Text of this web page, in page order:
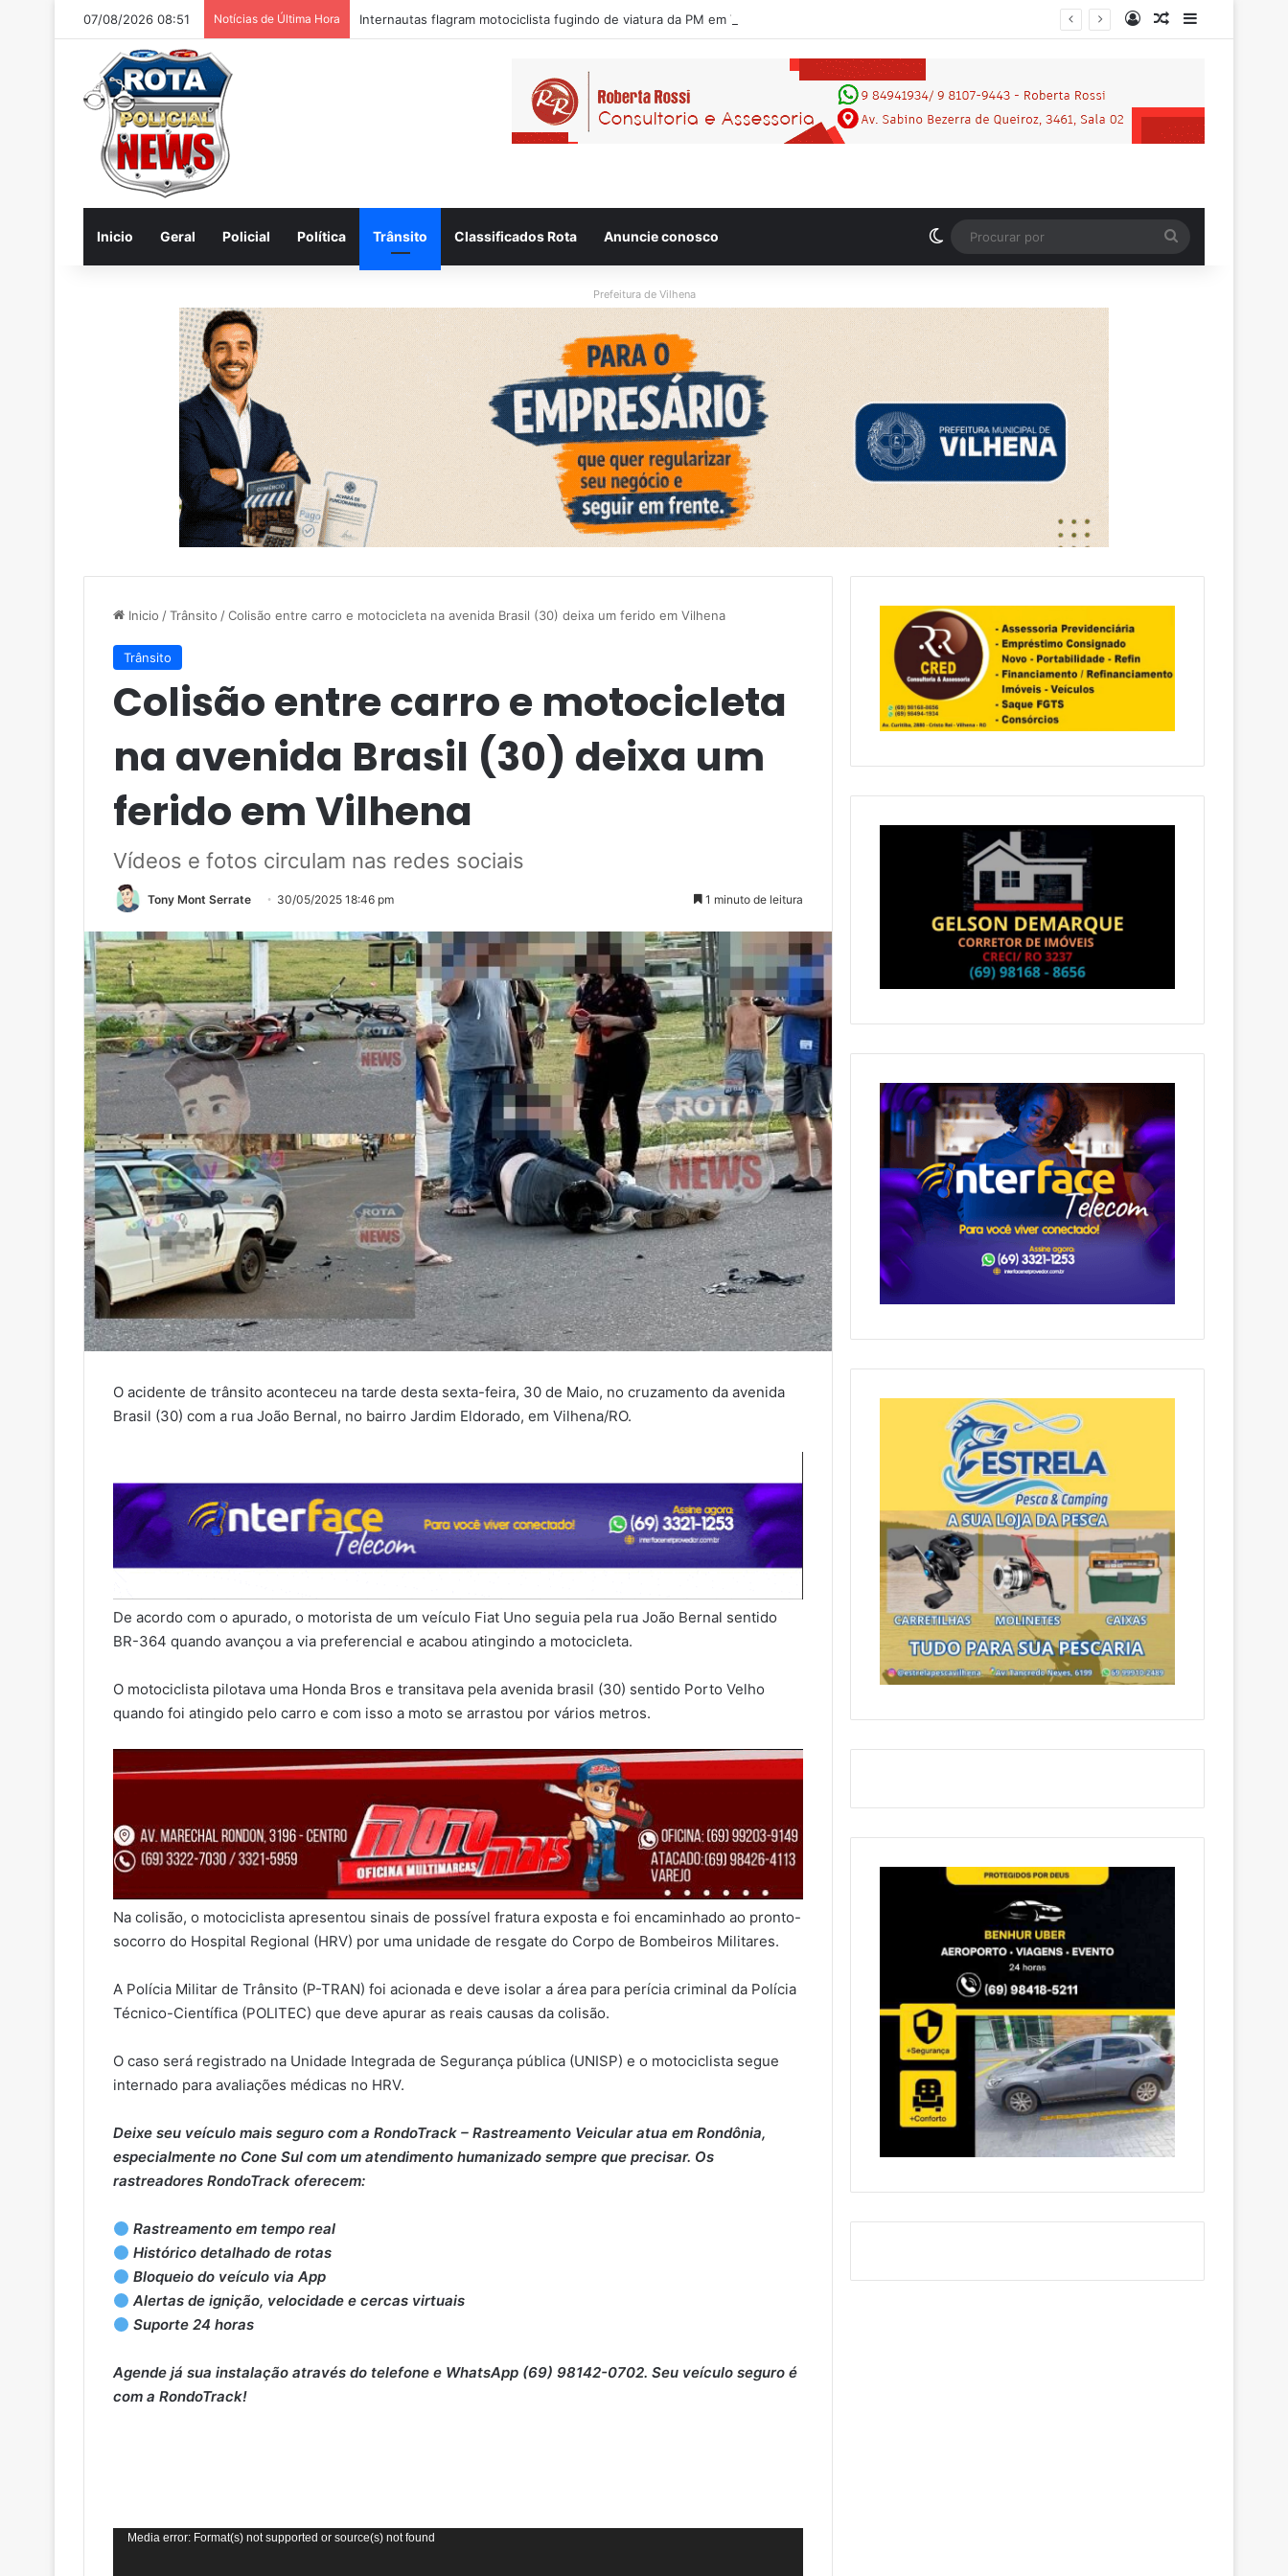
07/08/2026 08:51 Notícias de Última Hora Internautas flagram motociclista fugindo de viatura da PM em Vilhena/RO EntrarArtigo aleatório
Inicio Geral Policial Política Trânsito Classificados Rota Anuncie conosco Switch skin
por
Prefeitura de Vilhena
Inicio /Trânsito /Colisão entre carro e motocicleta na avenida Brasil (30) deixa um ferido em Vilhena
Trânsito
Colisão entre carro e motocicleta
na avenida Brasil (30) deixa um
ferido em Vilhena
Vídeos e fotos circulam nas redes sociais
Tony Mont Serrate 30/05/2025 18:46 pm 1 minuto de leitura
O acidente de trânsito aconteceu na tarde desta sexta-feira, 30 de Maio, no cruzamento da avenida
Brasil (30) com a rua João Bernal, no bairro Jardim Eldorado, em Vilhena/RO.
De acordo com o apurado, o motorista de um veículo Fiat Uno seguia pela rua João Bernal sentido
BR-364 quando avançou a via preferencial e acabou atingindo a motocicleta.
O motociclista pilotava uma Honda Bros e transitava pela avenida brasil (30) sentido Porto Velho
quando foi atingido pelo carro e com isso a moto se arrastou por vários metros.
Na colisão, o motociclista apresentou sinais de possível fratura exposta e foi encaminhado ao pronto-
socorro do Hospital Regional (HRV) por uma unidade de resgate do Corpo de Bombeiros Militares.
A Polícia Militar de Trânsito (P-TRAN) foi acionada e deve isolar a área para perícia criminal da Polícia
Técnico-Científica (POLITEC) que deve apurar as reais causas da colisão.
O caso será registrado na Unidade Integrada de Segurança pública (UNISP) e o motociclista segue
internado para avaliações médicas no HRV.
Deixe seu veículo mais seguro com a RondoTrack – Rastreamento Veicular atua em Rondônia,
especialmente no Cone Sul com um atendimento humanizado sempre que precisar. Os
rastreadores RondoTrack oferecem:
Rastreamento em tempo real
Histórico detalhado de rotas
Bloqueio do veículo via App
Alertas de ignição, velocidade e cercas virtuais
Suporte 24 horas
Agende já sua instalação através do telefone e WhatsApp (69) 98142-0702. Seu veículo seguro é
com a RondoTrack!
Tocador
Media error: Format(s) not supported or source(s) not found